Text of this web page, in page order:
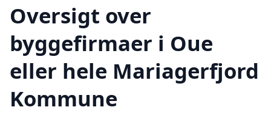
Oversigt over
byggefirmaer i Oue
eller hele Mariagerfjord
Kommune